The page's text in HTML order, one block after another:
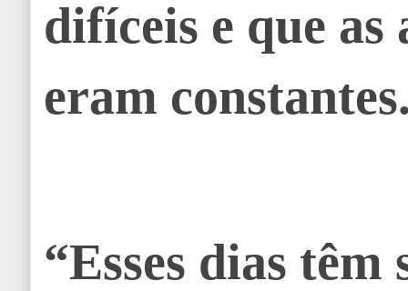
difíceis e que as
eram
“Esses dias